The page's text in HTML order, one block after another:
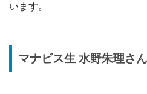
います。
マナビス生 水野朱理さ